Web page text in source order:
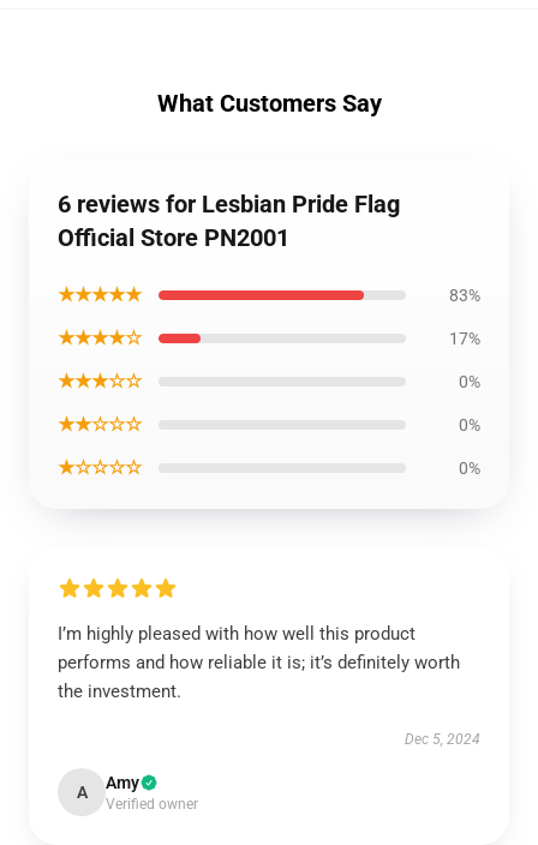
What Customers Say
6 reviews for Lesbian Pride Flag
Official Store PN2001
★★★★★ 83%
★★★★☆ 17%
★★★☆☆ 0%
★★☆☆☆ 0%
★☆☆☆☆ 0%
I’m highly pleased with how well this product
performs and how reliable it is; it’s definitely worth
the investment.
Dec 5, 2024
A Amy
Verified owner